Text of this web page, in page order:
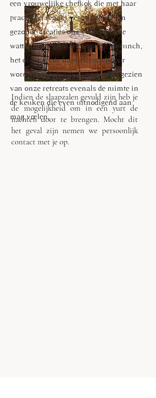
Indien de slaapzalen gevuld zijn heb je
de mogelijkheid om in een yurt de
nachten door te brengen. Mocht dit
het geval zijn nemen we persoonlijk
contact met je op.
een vrouwelijke chefkok die met haar
prachtige, (vaak) veganistische en
gezonde creaties ons volledig in de
watten zal leggen. Het ontbijt, de lunch,
het diner en de hapsjes tussendoor
worden als belangrijk onderdeel gezien
van onze retreats evenals de ruimte in
de keuken die even uitnodigend aan
mag voelen.